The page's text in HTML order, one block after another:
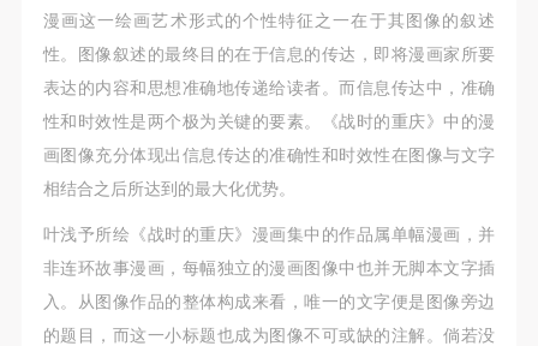
漫画这一绘画艺术形式的个性特征之一在于其图像的叙述
性。图像叙述的最终目的在于信息的传达，即将漫画家所要
表达的内容和思想准确地传递给读者。而信息传达中，准确
性和时效性是两个极为关键的要素。《战时的重庆》中的漫
画图像充分体现出信息传达的准确性和时效性在图像与文字
相结合之后所达到的最大化优势。
叶浅予所绘《战时的重庆》漫画集中的作品属单幅漫画，并
非连环故事漫画，每幅独立的漫画图像中也并无脚本文字插
入。从图像作品的整体构成来看，唯一的文字便是图像旁边
的题目，而这一小标题也成为图像不可或缺的注解。倘若没